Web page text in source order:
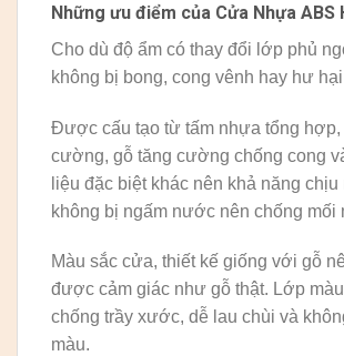
Những ưu điểm của Cửa Nhựa ABS
Cho dù độ ẩm có thay đổi lớp phủ
không bị bong, cong vênh hay hư
Được cấu tạo từ tấm nhựa tổng hợp,
cường, gỗ tăng cường chống cong
liệu đặc biệt khác nên khả năng
không bị ngấm nước nên chống mối
Màu sắc cửa, thiết kế giống với gỗ
được cảm giác như gỗ thật. Lớp
chống trầy xước, dễ lau chùi và
màu.